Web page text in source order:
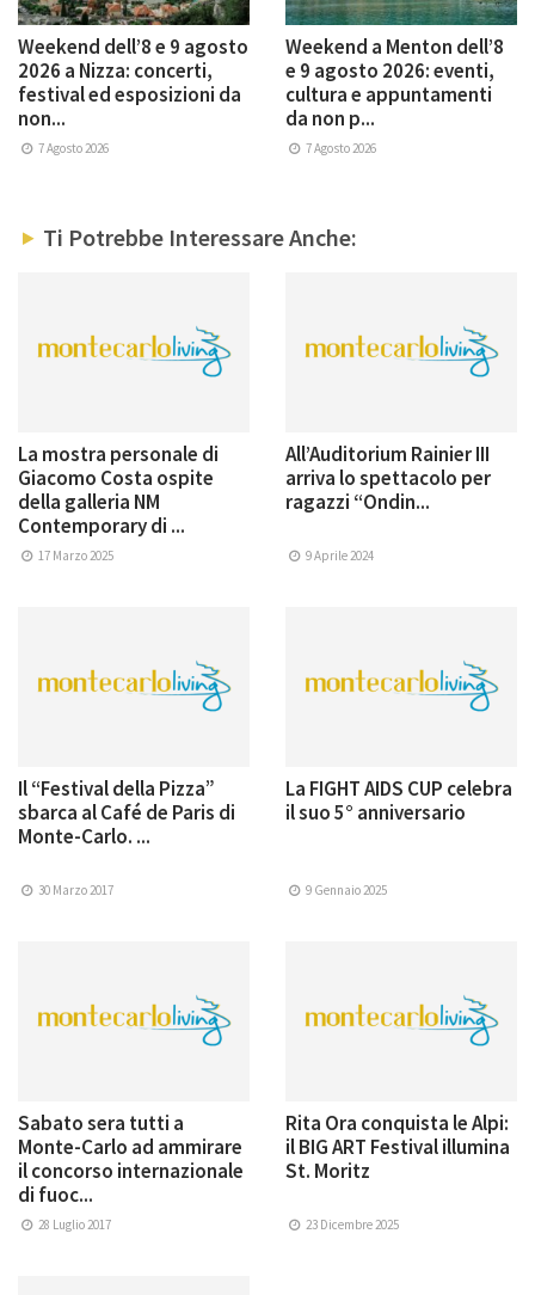
Weekend dell’8 e 9 agosto
2026 a Nizza: concerti,
festival ed esposizioni da
non...
7 Agosto 2026
Weekend a Menton dell’8
e 9 agosto 2026: eventi,
cultura e appuntamenti
da non p...
7 Agosto 2026
Ti Potrebbe Interessare Anche:
La mostra personale di
Giacomo Costa ospite
della galleria NM
Contemporary di ...
17 Marzo 2025
All’Auditorium Rainier III
arriva lo spettacolo per
ragazzi “Ondin...
9 Aprile 2024
Il “Festival della Pizza”
sbarca al Café de Paris di
Monte-Carlo. ...
30 Marzo 2017
La FIGHT AIDS CUP celebra
il suo 5° anniversario
9 Gennaio 2025
Sabato sera tutti a
Monte-Carlo ad ammirare
il concorso internazionale
di fuoc...
28 Luglio 2017
Rita Ora conquista le Alpi:
il BIG ART Festival illumina
St. Moritz
23 Dicembre 2025